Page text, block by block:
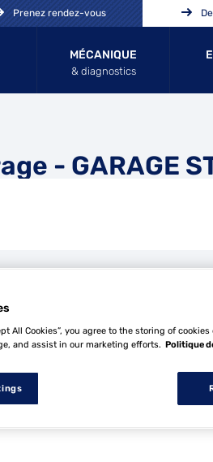
MÉCANIQUE
& diagnostics
Prenez rendez-vous
- GARAGE
All Cookies”, you agree to the storing of
and assist in our marketing efforts. Politique